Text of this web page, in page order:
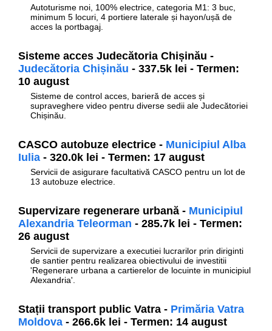
Autoturisme noi, 100% electrice, categoria M1: 3 buc,
minimum 5 locuri, 4 portiere laterale și hayon/ușă de
acces la portbagaj.
Sisteme acces Judecătoria Chișinău -
Judecătoria Chișinău - 337.5k lei - Termen:
10 august
Sisteme de control acces, barieră de acces și
supraveghere video pentru diverse sedii ale Judecătoriei
Chișinău.
CASCO autobuze electrice - Municipiul Alba
Iulia - 320.0k lei - Termen: 17 august
Servicii de asigurare facultativă CASCO pentru un lot de
13 autobuze electrice.
Supervizare regenerare urbană - Municipiul
Alexandria Teleorman - 285.7k lei - Termen:
26 august
Servicii de supervizare a executiei lucrarilor prin diriginti
de santier pentru realizarea obiectivului de investitii
'Regenerare urbana a cartierelor de locuinte in municipiul
Alexandria'.
Stații transport public Vatra - Primăria Vatra
Moldova - 266.6k lei - Termen: 14 august